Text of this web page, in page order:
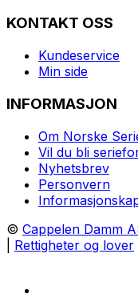
KONTAKT OSS
Kundeservice
Min side
INFORMASJON
Om Norske
Vil du bli
Nyhetsbrev
Personvern
© Cappelen Damm
Rettigheter og lover